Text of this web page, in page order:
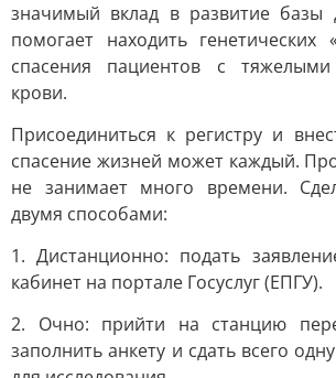
значимый вклад в развитие базы
помогает находить генетических
спасения пациентов с тяжелыми
крови.
Присоединиться к регистру и
спасение жизней может каждый.
не занимает много времени.
двумя способами:
1. Дистанционно: подать
кабинет на портале Госуслуг (ЕПГУ).
2. Очно: прийти на станцию
заполнить анкету и сдать всего